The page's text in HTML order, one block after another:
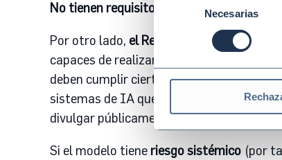
de
consentimiento
Necesarias
No tienen requisitos regulatorios
Por otro lado, el Reglamento de IA
capaces de realizar una gran variedad
deben cumplir ciertas obligaciones,
sistemas de IA que tengan previsto
divulgar públicamente el contenido
Si el modelo tiene riesgo sistémico (por